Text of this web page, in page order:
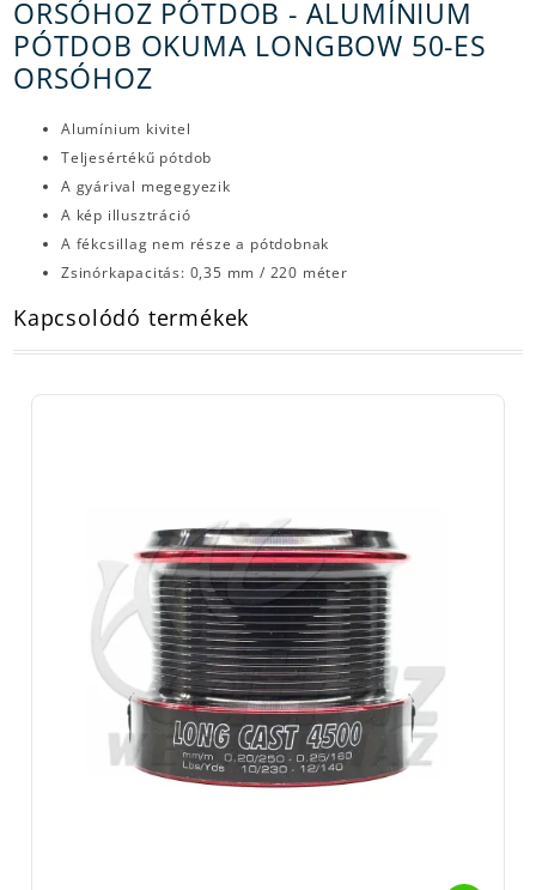
ORSÓHOZ PÓTDOB - ALUMÍNIUM
PÓTDOB OKUMA LONGBOW 50-ES
ORSÓHOZ
Alumínium kivitel
Teljesértékű pótdob
A gyárival megegyezik
A kép illusztráció
A fékcsillag nem része a pótdobnak
Zsinórkapacitás: 0,35 mm / 220 méter
Kapcsolódó termékek